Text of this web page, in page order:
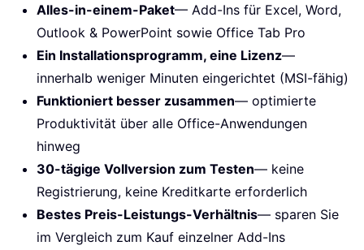
Alles-in-einem-Paket— Add-Ins für Excel, Word,
Outlook & PowerPoint sowie Office Tab Pro
Ein Installationsprogramm, eine Lizenz—
innerhalb weniger Minuten eingerichtet (MSI-fähig)
Funktioniert besser zusammen— optimierte
Produktivität über alle Office-Anwendungen
hinweg
30-tägige Vollversion zum Testen— keine
Registrierung, keine Kreditkarte erforderlich
Bestes Preis-Leistungs-Verhältnis— sparen Sie
im Vergleich zum Kauf einzelner Add-Ins